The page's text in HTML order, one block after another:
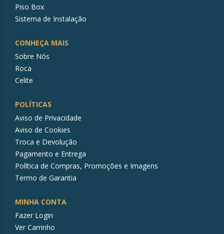
Piso Box
Sistema de Instalação
CONHEÇA MAIS
Sobre Nós
Roca
Celite
POLÍTICAS
Aviso de Privacidade
Aviso de Cookies
Troca e Devolução
Pagamento e Entrega
Política de Compras, Promoções e Imagens
Termo de Garantia
MINHA CONTA
Fazer Login
Ver Carrinho